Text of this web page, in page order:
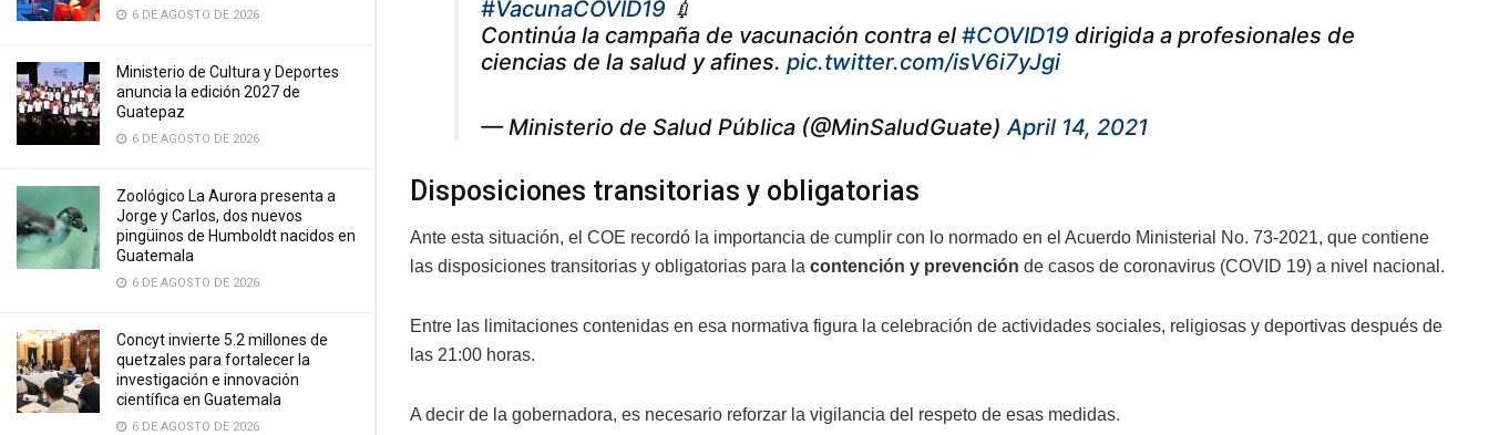
6 DE AGOSTO DE 2026
Ministerio de Cultura y Deportes
anuncia la edición 2027 de
Guatepaz
6 DE AGOSTO DE 2026
Zoológico La Aurora presenta a
Jorge y Carlos, dos nuevos
pingüinos de Humboldt nacidos en
Guatemala
6 DE AGOSTO DE 2026
Concyt invierte 5.2 millones de
quetzales para fortalecer la
investigación e innovación
científica en Guatemala
6 DE AGOSTO DE 2026
#VacunaCOVID19 💉
Continúa la campaña de vacunación contra el #COVID19 dirigida a profesionales de
ciencias de la salud y afines. pic.twitter.com/isV6i7yJgi
— Ministerio de Salud Pública (@MinSaludGuate) April 14, 2021
Disposiciones transitorias y obligatorias
Ante esta situación, el COE recordó la importancia de cumplir con lo normado en el Acuerdo Ministerial No. 73-2021, que contiene
las disposiciones transitorias y obligatorias para la contención y prevención de casos de coronavirus (COVID 19) a nivel nacional.
Entre las limitaciones contenidas en esa normativa figura la celebración de actividades sociales, religiosas y deportivas después de
las 21:00 horas.
A decir de la gobernadora, es necesario reforzar la vigilancia del respeto de esas medidas.